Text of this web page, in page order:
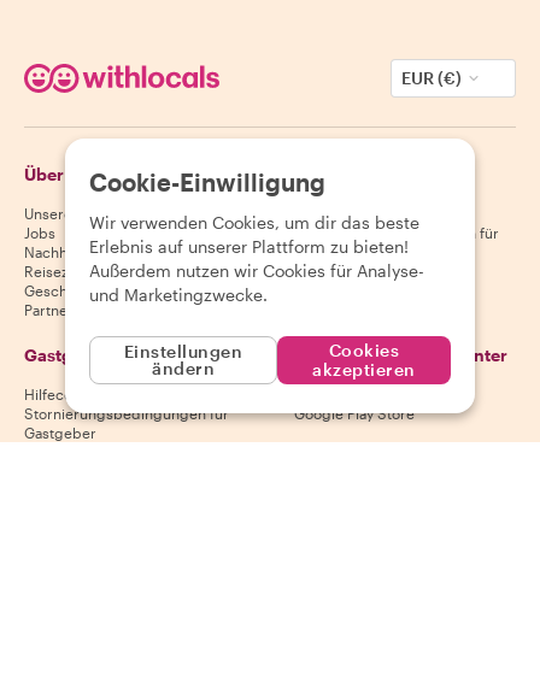
EUR (€)
Über Withlocals
Unsere Geschichte
Jobs
Nachhaltigkeit
Reiseziele
Geschenkgutscheine
Partnerschaften
Gäste
Hilfecenter für Gäste
Stornierungsbedingungen für
Gäste
AGB für Gäste
Gastgeber
Hilfecenter für Gastgeber
Stornierungsbedingungen für
Gastgeber
Lade unsere App herunter
Google Play Store
Cookie-Einwilligung
Wir verwenden Cookies, um dir das beste
Erlebnis auf unserer Plattform zu bieten!
Außerdem nutzen wir Cookies für Analyse-
und Marketingzwecke.
Einstellungen
ändern
Cookies
akzeptieren